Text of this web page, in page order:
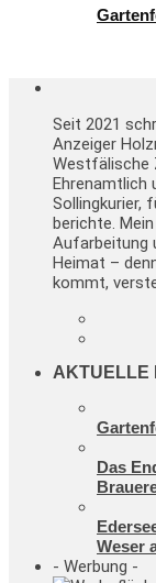
Seit 2021
Anzeiger
Westfälische
Ehrenamtlich
Sollingkurier,
berichte.
Aufarbeitung
Heimat –
kommt,
AKTUELLE
Das
Weser
- Werbung -